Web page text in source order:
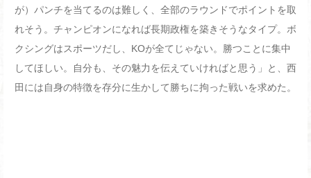
が）パンチを当てるのは難しく、全部のラウンドでポイントを取
れそう。チャンピオンになれば長期政権を築きそうなタイプ。ボ
クシングはスポーツだし、KOが全てじゃない。勝つことに集中
してほしい。自分も、その魅力を伝えていければと思う」と、西
田には自身の特徴を存分に生かして勝ちに拘った戦いを求めた。